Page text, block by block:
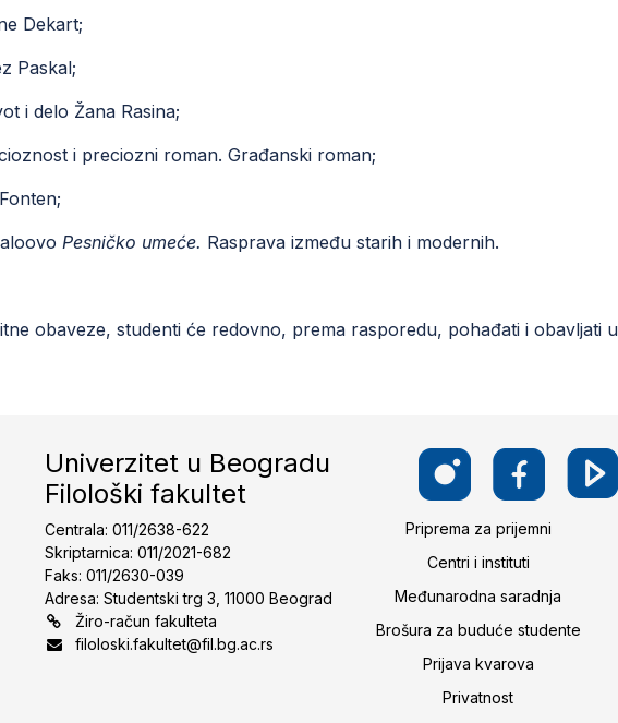
Dekart;
Paskal;
i delo Žana Rasina;
i preciozni roman. Građanski roman;
Pesničko umeće. Rasprava između starih i modernih.
obaveze, studenti će redovno, prema rasporedu, pohađati i obavljati
Univerzitet u Beogradu
Filološki fakultet
Centrala: 011/2638-622
Skriptarnica: 011/2021-682
Faks: 011/2630-039
Adresa: Studentski trg 3, 11000 Beograd
Žiro-račun fakulteta
filoloski.fakultet@fil.bg.ac.rs
Priprema za prijemni
Centri i instituti
Međunarodna saradnja
Brošura za buduće studente
Prijava kvarova
Privatnost